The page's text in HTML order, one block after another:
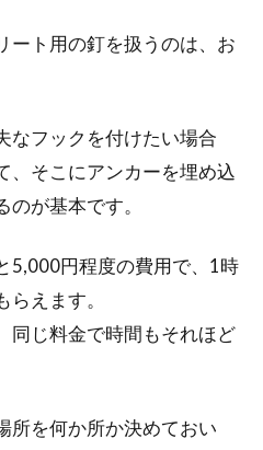
ート用の釘を扱うのは、お
なフックを付けたい場合
、そこにアンカーを埋め込
が基本です。
5,000円程度の費用で、1時
えます。
同じ料金で時間もそれほど
所を何か所か決めておい